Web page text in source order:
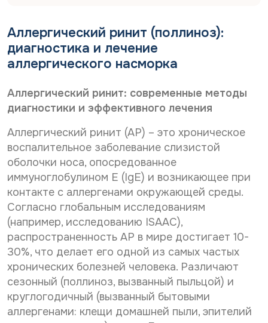
Аллергический ринит (поллиноз):
диагностика и лечение
аллергического насморка
Аллергический ринит: современные методы
диагностики и эффективного лечения
Аллергический ринит (АР) – это хроническое
воспалительное заболевание слизистой
оболочки носа, опосредованное
иммуноглобулином E (IgE) и возникающее при
контакте с аллергенами окружающей среды.
Согласно глобальным исследованиям
(например, исследованию ISAAC),
распространенность АР в мире достигает 10-
30%, что делает его одной из самых частых
хронических болезней человека. Различают
сезонный (поллиноз, вызванный пыльцой) и
круглогодичный (вызванный бытовыми
аллергенами: клещи домашней пыли, эпителий
С
о
г
л
с
е
а
о
б
р
а
б
о
т
к
у
п
р
с
о
н
а
Даю согласие на обработку персональных
данных
С
г
а
и
е
н
а
р
а
с
с
ы
л
к
Даю согласие на получение информационной
Отправить
г
л
а
с
е
н
а
о
б
р
а
о
т
к
у
п
е
р
с
о
н
а
л
ь
Отправить
Телефон*
E-mail*
Дата выдачи направления*
Наименование направившего лечебного учреждения*
ФИО направившего врача, указанного в направлении*
Нужное Вам исследование*